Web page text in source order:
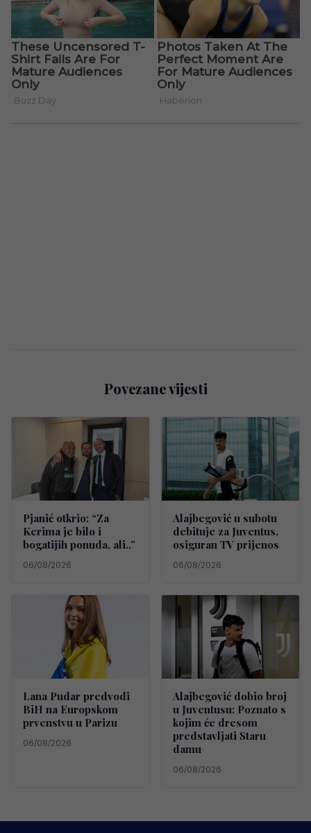
Povezane vijesti
Pjanić otkrio: “Za
Kerima je bilo i
bogatijih ponuda, ali..”
06/08/2026
Alajbegović u subotu
debituje za Juventus,
osiguran TV prijenos
06/08/2026
Lana Pudar predvodi
BiH na Europskom
prvenstvu u Parizu
06/08/2026
Alajbegović dobio broj
u Juventusu: Poznato s
kojim će dresom
predstavljati Staru
damu
06/08/2026